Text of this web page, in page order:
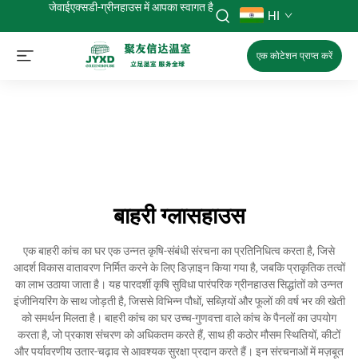
जेवाईएक्सडी-ग्रीनहाउस में आपका स्वागत है
HI
एक कोटेशन प्राप्त करें
बाहरी ग्लासहाउस
एक बाहरी कांच का घर एक उन्नत कृषि-संबंधी संरचना का प्रतिनिधित्व करता है, जिसे
आदर्श विकास वातावरण निर्मित करने के लिए डिज़ाइन किया गया है, जबकि प्राकृतिक तत्वों
का लाभ उठाया जाता है। यह पारदर्शी कृषि सुविधा पारंपरिक ग्रीनहाउस सिद्धांतों को उन्नत
इंजीनियरिंग के साथ जोड़ती है, जिससे विभिन्न पौधों, सब्ज़ियों और फूलों की वर्ष भर की खेती
को समर्थन मिलता है। बाहरी कांच का घर उच्च-गुणवत्ता वाले कांच के पैनलों का उपयोग
करता है, जो प्रकाश संचरण को अधिकतम करते हैं, साथ ही कठोर मौसम स्थितियों, कीटों
और पर्यावरणीय उतार-चढ़ाव से आवश्यक सुरक्षा प्रदान करते हैं। इन संरचनाओं में मज़बूत